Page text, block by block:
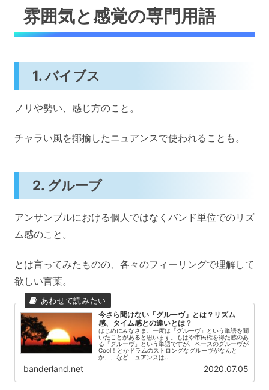
雰囲気と感覚の専門用語
1. バイブス
ノリや勢い、感じ方のこと。
チャラい風を揶揄したニュアンスで使われることも。
2. グルーブ
アンサンブルにおける個人ではなくバンド単位でのリズ
ム感のこと。
とは言ってみたものの、各々のフィーリングで理解して
欲しい言葉。
今さら聞けない「グルーヴ」とは？リズム
感、タイム感との違いとは？
はじめにみなさま、一度は「グルーヴ」という単語を聞
いたことがあると思います。もはや市民権を得た感のあ
る「グルーヴ」という単語ですが、ベースのグルーヴが
Cool！とかドラムのストロングなグルーヴがなんと
か、、などニュアンスは...
banderland.net 2020.07.05